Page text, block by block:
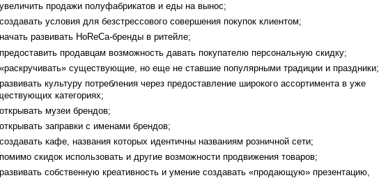
увеличить продажи полуфабрикатов и еды на вынос;
создавать условия для безстрессового совершения покупок клиентом;
начать развивать HoReCa-бренды в ритейле;
предоставить продавцам возможность давать покупателю персональную скидку;
«раскручивать» существующие, но еще не ставшие популярными традиции и праздники;
развивать культуру потребления через предоставление широкого ассортимента в уже
категориях;
открывать музеи брендов;
открывать заправки с именами брендов;
создавать кафе, названия которых идентичны названиям розничной сети;
помимо скидок использовать и другие возможности продвижения товаров;
развивать собственную креативность и умение создавать «продающую» презентацию,